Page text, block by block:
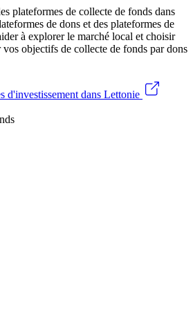
plateformes de collecte de fonds dans
de dons et des plateformes de
à explorer le marché local et choisir
objectifs de collecte de fonds par dons
d'investissement dans Lettonie